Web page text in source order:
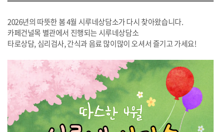
2026년의 따뜻한 봄 4월 시루네상담소가 다시 찾아왔습니다.
카페건널목 별관에서 진행되는 시루네상담소
타로상담, 심리검사, 간식과 음료 많이많이 오셔서 즐기고 가세요!